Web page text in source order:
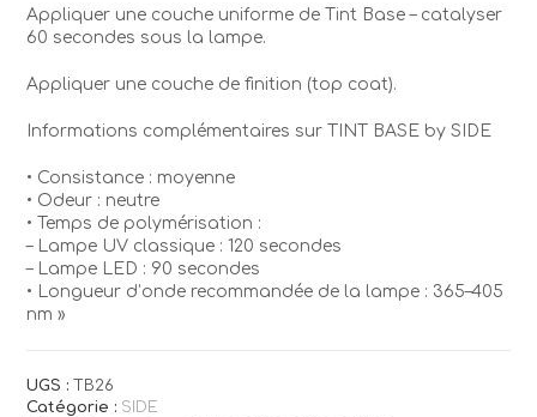
Appliquer une couche uniforme de Tint Base – catalyser
60 secondes sous la lampe.
Appliquer une couche de finition (top coat).
Informations complémentaires sur TINT BASE by SIDE
• Consistance : moyenne
• Odeur : neutre
• Temps de polymérisation :
– Lampe UV classique : 120 secondes
– Lampe LED : 90 secondes
• Longueur d’onde recommandée de la lampe : 365–405
nm »
UGS :TB26
Catégorie : SIDE